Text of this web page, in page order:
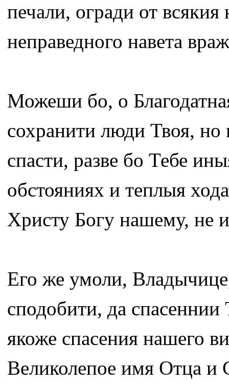
печали, огради от
неправедного навета
Можеши бо, о
сохранити люди Твоя, но
спасти, разве бо Тебе
обстояниях и теплыя
Христу Богу нашему, не
Его же умоли,
сподобити, да
якоже спасения нашего
Великолепое имя Отца и